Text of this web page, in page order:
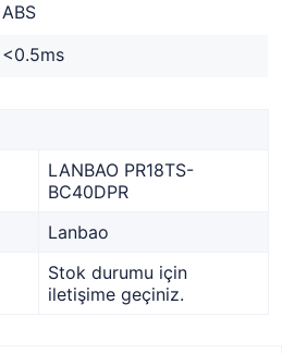
ABS
<0.5ms
LANBAO PR18TS-
BC40DPR
Lanbao
Stok durumu için
iletişime geçiniz.